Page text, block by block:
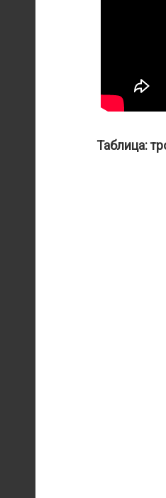
Таблица: